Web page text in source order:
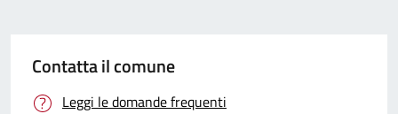
Contatta il comune
Leggi le domande frequenti